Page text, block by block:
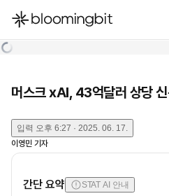
한국어
머스크 xAI, 43억달러 상당
입력 오후 6:27 · 2025. 06. 17.
이영민 기자
간단 요약 STAT AI 안내